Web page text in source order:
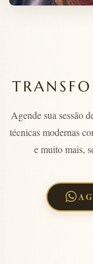
Agende sua sessão
técnicas modernas
e muito mais,